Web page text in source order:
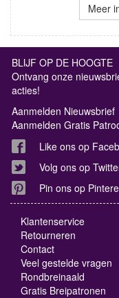
Meer
BLIJF OP DE HOOGTE
Ontvang onze
acties!
Aanmelden Nieuwsbrief
Aanmelden Gratis
Like ons op
Volg ons op
Pin ons op
Klantenservice
Retourneren
Contact
Veel gestelde vragen
Rondbreinaald
Gratis Breipatronen